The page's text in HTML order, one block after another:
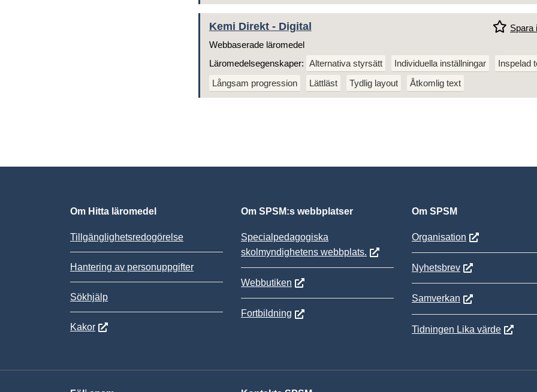
Kemi Direkt - Digital
Spara
Webbaserade läromedel
Läromedelsegenskaper: Alternativa styrsätt Individuella inställningar
Inspelad
Långsam progression
Lättläst Tydlig layout Åtkomlig text
Om Hitta läromedel
Tillgänglighetsredogörelse
Hantering av personuppgifter
Sökhjälp
Kakor
Om SPSM:s webbplatser
Specialpedagogiska
skolmyndighetens webbplats.
Webbutiken
Fortbildning
Om SPSM
Organisation
Nyhetsbrev
Samverkan
Tidningen Lika värde